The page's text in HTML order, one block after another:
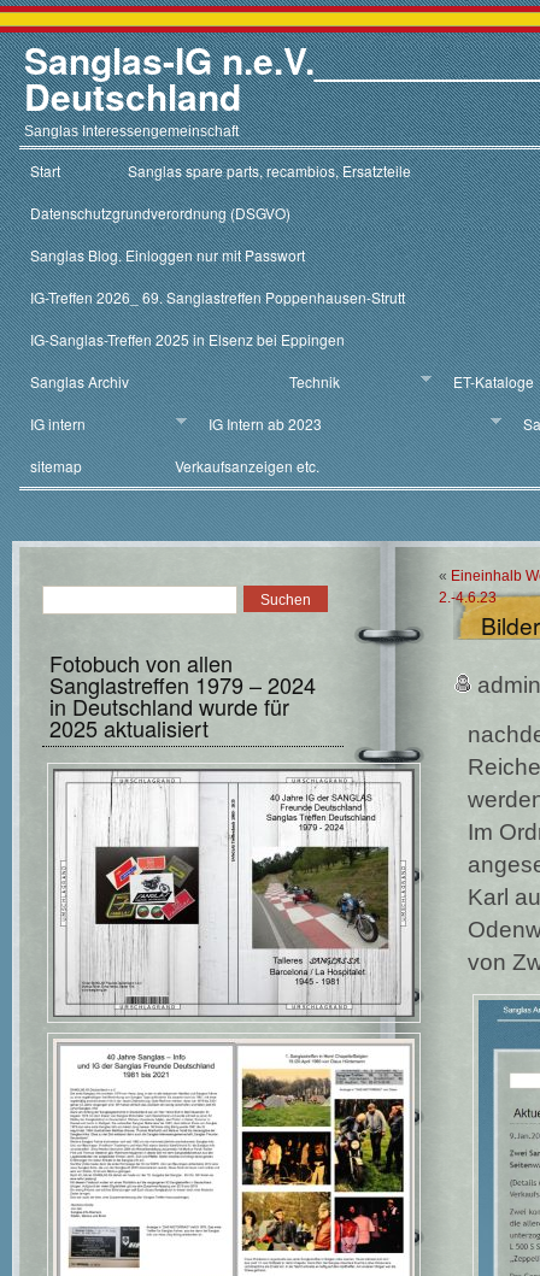
Sanglas-IG
Deutschland
Sanglas Interessengemeinschaft
Start Sanglas spare parts, recambios, Ersatzteile
Datenschutzgrundverordnung (DSGVO)
Sanglas Blog. Einloggen nur mit Passwort
IG-Treffen 2026_ 69. Sanglastreffen Poppenhausen-Strutt
IG-Sanglas-Treffen 2025 in Elsenz bei Eppingen
Sanglas Archiv Technik ET-Kataloge
IG intern IG Intern ab 2023
sitemap Verkaufsanzeigen etc.
Fotobuch von allen
Sanglastreffen 1979 – 2024
in Deutschland wurde für
2025 aktualisiert
« Eineinhalb
2.-4.6.23
admin
Im
Karl
von